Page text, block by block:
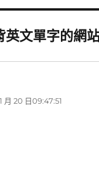
英文單字的網
月 20 日09:47:51